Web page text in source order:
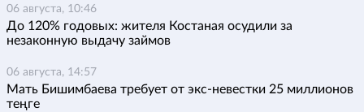
06 августа, 10:46
До 120% годовых: жителя Костаная осудили за
незаконную выдачу займов
06 августа, 14:57
Мать Бишимбаева требует от экс-невестки 25 миллионов
теңге